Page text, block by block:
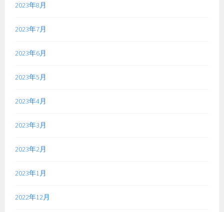
2023年8月
2023年7月
2023年6月
2023年5月
2023年4月
2023年3月
2023年2月
2023年1月
2022年12月